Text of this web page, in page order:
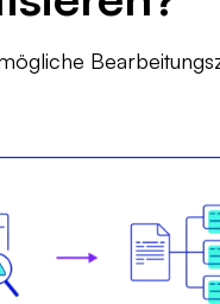
des
von Audit-Trails